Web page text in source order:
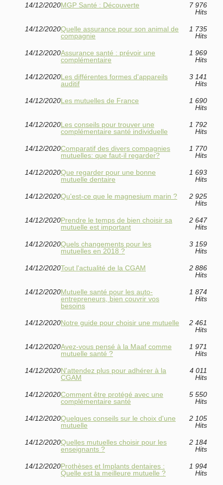
14/12/2020MGP Santé : Découverte
7 976
Hits
14/12/2020Quelle assurance pour son animal de
compagnie
1 735
Hits
14/12/2020Assurance santé : prévoir une
complémentaire
1 969
Hits
14/12/2020Les différentes formes d'appareils
auditif
3 141
Hits
14/12/2020Les mutuelles de France
1 690
Hits
14/12/2020Les conseils pour trouver une
complémentaire santé individuelle
1 792
Hits
14/12/2020Comparatif des divers compagnies
mutuelles: que faut-il regarder?
1 770
Hits
14/12/2020Que regarder pour une bonne
mutuelle dentaire
1 693
Hits
14/12/2020Qu'est-ce que le magnesium marin ?
2 925
Hits
14/12/2020Prendre le temps de bien choisir sa
mutuelle est important
2 647
Hits
14/12/2020Quels changements pour les
mutuelles en 2018 ?
3 159
Hits
14/12/2020Tout l'actualité de la CGAM
2 886
Hits
14/12/2020Mutuelle santé pour les auto-
entrepreneurs, bien couvrir vos
besoins
1 874
Hits
14/12/2020Notre guide pour choisir une mutuelle
2 461
Hits
14/12/2020Avez-vous pensé à la Maaf comme
mutuelle santé ?
1 971
Hits
14/12/2020N'attendez plus pour adhérer à la
CGAM
4 011
Hits
14/12/2020Comment être protégé avec une
complémentaire santé
5 550
Hits
14/12/2020Quelques conseils sur le choix d'une
mutuelle
2 105
Hits
14/12/2020Quelles mutuelles choisir pour les
enseignants ?
2 184
Hits
14/12/2020Prothèses et Implants dentaires :
Quelle est la meilleure mutuelle ?
1 994
Hits